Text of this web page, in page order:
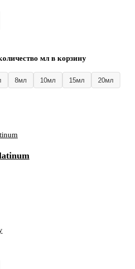
мл в корзину
8мл 10мл 15мл 20мл